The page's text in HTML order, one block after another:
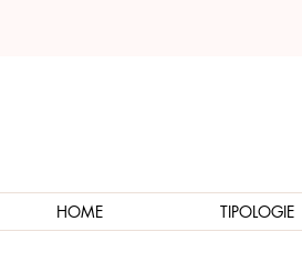
HOME TIPOLOGIE